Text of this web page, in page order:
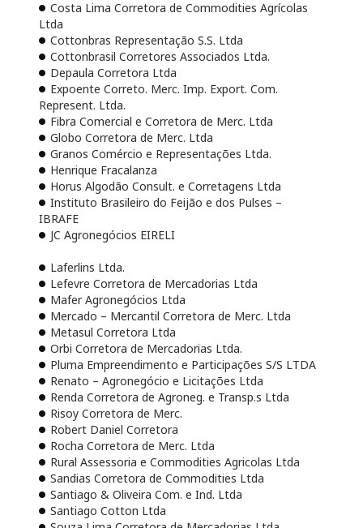
Costa Lima Corretora de Commodities Agrícolas
Ltda
Cottonbras Representação S.S. Ltda
Cottonbrasil Corretores Associados Ltda.
Depaula Corretora Ltda
Expoente Correto. Merc. Imp. Export. Com.
Represent. Ltda.
Fibra Comercial e Corretora de Merc. Ltda
Globo Corretora de Merc. Ltda
Granos Comércio e Representações Ltda.
Henrique Fracalanza
Horus Algodão Consult. e Corretagens Ltda
Instituto Brasileiro do Feijão e dos Pulses –
IBRAFE
JC Agronegócios EIRELI
Laferlins Ltda.
Lefevre Corretora de Mercadorias Ltda
Mafer Agronegócios Ltda
Mercado – Mercantil Corretora de Merc. Ltda
Metasul Corretora Ltda
Orbi Corretora de Mercadorias Ltda.
Pluma Empreendimento e Participações S/S LTDA
Renato – Agronegócio e Licitações Ltda
Renda Corretora de Agroneg. e Transp.s Ltda
Risoy Corretora de Merc.
Robert Daniel Corretora
Rocha Corretora de Merc. Ltda
Rural Assessoria e Commodities Agricolas Ltda
Sandias Corretora de Commodities Ltda
Santiago & Oliveira Com. e Ind. Ltda
Santiago Cotton Ltda